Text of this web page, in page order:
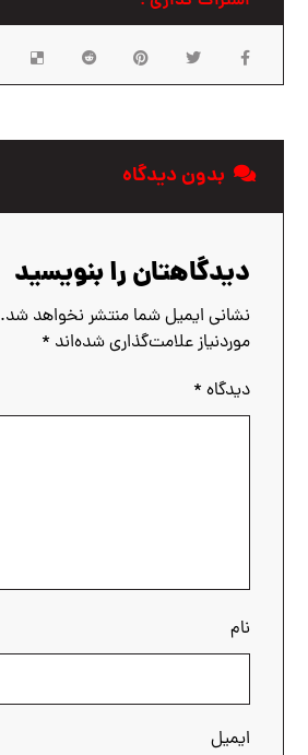
بدون دیدگاه
دیدگاهتان را بنویسید
نشانی ایمیل شما منتشر نخواهد شد.
موردنیاز علامت‌گذاری شده‌اند *
دیدگاه *
نام
ایمیل